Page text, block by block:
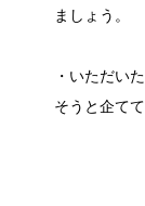
ましょう。
・いただい
そうと企て